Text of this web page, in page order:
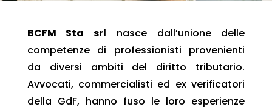
BCFM Sta srl nasce dall’unione delle
competenze di professionisti provenienti
da diversi ambiti del diritto tributario.
Avvocati, commercialisti ed ex verificatori
della GdF, hanno fuso le loro esperienze